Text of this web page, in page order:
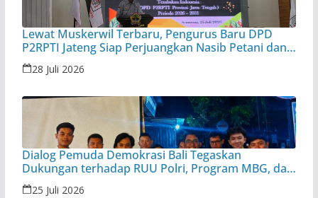
Lewat Muskerwil Terbaru, Pengurus Baru DPD
P2RPTI Jateng Siap Perjuangkan Nasib Petani dan
Pabrik Rokok Legal
28 Juli 2026
Dialog Pemuda Demokrasi Bali Tegaskan
Dukungan terhadap RUU Polri, Program MBG, dan
Koperasi Desa Merah Putih
25 Juli 2026